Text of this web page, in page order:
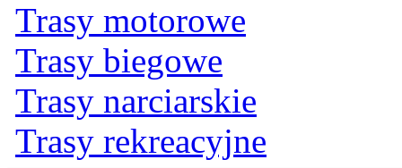
Trasy motorowe
Trasy biegowe
Trasy narciarskie
Trasy rekreacyjne